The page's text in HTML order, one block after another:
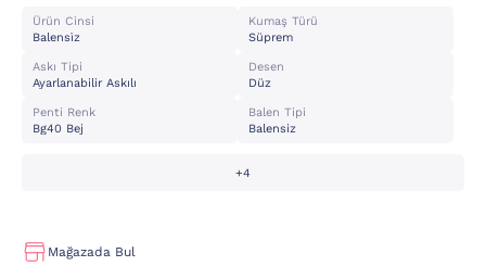
Ürün Cinsi
Balensi̇z
Kumaş Türü
Süprem
Askı Tipi
Ayarlanabilir Askılı
Desen
Düz
Penti Renk
Bg40 Bej
Balen Tipi
Balensiz
+4
Mağazada Bul